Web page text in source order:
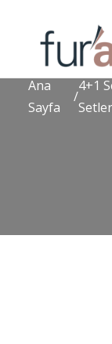
Ana
Sayfa
/
4+1